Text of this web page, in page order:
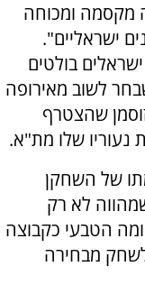
מקסמה ומכוחה
ישראליים".
בולטים
לשוב מאירופה
שהצטרף
נעוריו שלו מת"א.
של השחקן
לא רק
הטבעי כקבוצה
מבחירה